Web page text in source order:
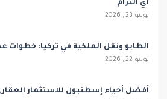
أي التزام
يوليو 23 , 2026
الطابو ونقل الملكية في تركيا: خطوات
يوليو 22 , 2026
أفضل أحياء إسطنبول للاستثمار